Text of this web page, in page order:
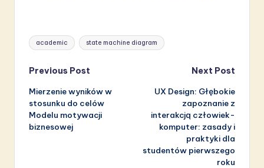
Tags:
academic state machine diagram
Post
navigation
Previous Post
Mierzenie wyników w
stosunku do celów
Modelu motywacji
biznesowej
Next Post
UX Design: Głębokie
zapoznanie z
interakcją człowiek-
komputer: zasady i
praktyki dla
studentów pierwszego
roku